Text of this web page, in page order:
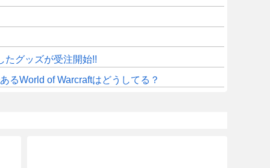
たグッズが受注開始!!
World of Warcraftはどうしてる？